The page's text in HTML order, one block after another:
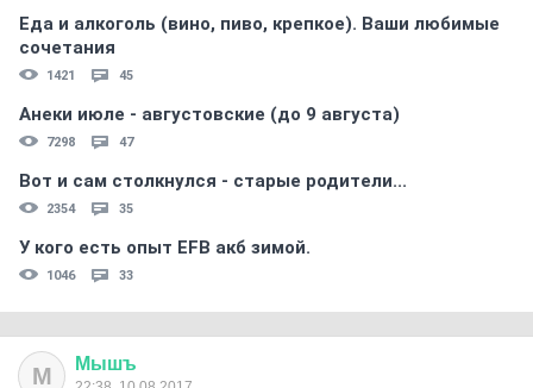
Еда и алкоголь (вино, пиво, крепкое). Ваши любимые
сочетания
1421 45
Анеки июле - августовские (до 9 августа)
7298 47
Вот и сам столкнулся - старые родители...
2354 35
У кого есть опыт EFB акб зимой.
1046 33
М Мышъ